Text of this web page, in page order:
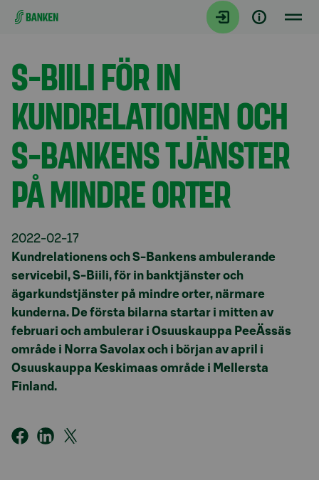
Gå direkt till innehållet
Aktuellt
S-BIILI FÖR IN
KUNDRELATIONEN OCH
S-BANKENS TJÄNSTER
PÅ MINDRE ORTER
2022-02-17
Kundrelationens och S-Bankens ambulerande
servicebil, S-Biili, för in banktjänster och
ägarkundstjänster på mindre orter, närmare
kunderna. De första bilarna startar i mitten av
februari och ambulerar i Osuuskauppa PeeÄssäs
område i Norra Savolax och i början av april i
Osuuskauppa Keskimaas område i Mellersta
Finland.